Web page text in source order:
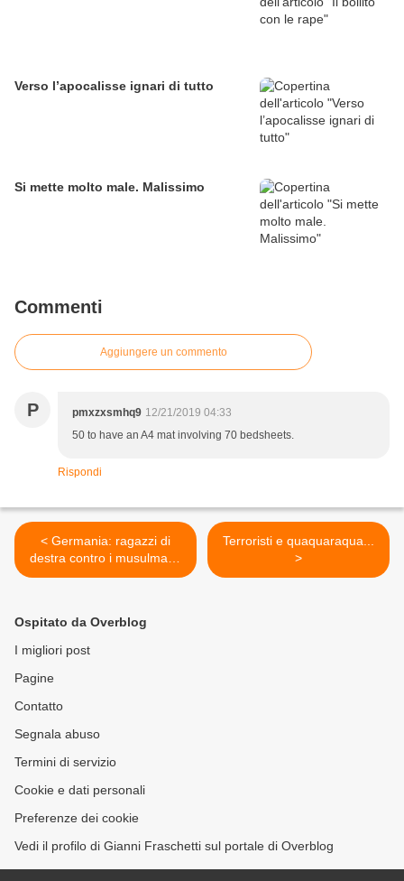
Verso l’apocalisse ignari di tutto
Si mette molto male. Malissimo
Commenti
Aggiungere un commento
P pmxzxsmhq9 12/21/2019 04:33
50 to have an A4 mat involving 70 bedsheets.
Rispondi
< Germania: ragazzi di
destra contro i musulmani,
scontri a Colonia
Terroristi e quaquaraqua...
>
Ospitato da Overblog
I migliori post
Pagine
Contatto
Segnala abuso
Termini di servizio
Cookie e dati personali
Preferenze dei cookie
Vedi il profilo di Gianni Fraschetti sul portale di Overblog